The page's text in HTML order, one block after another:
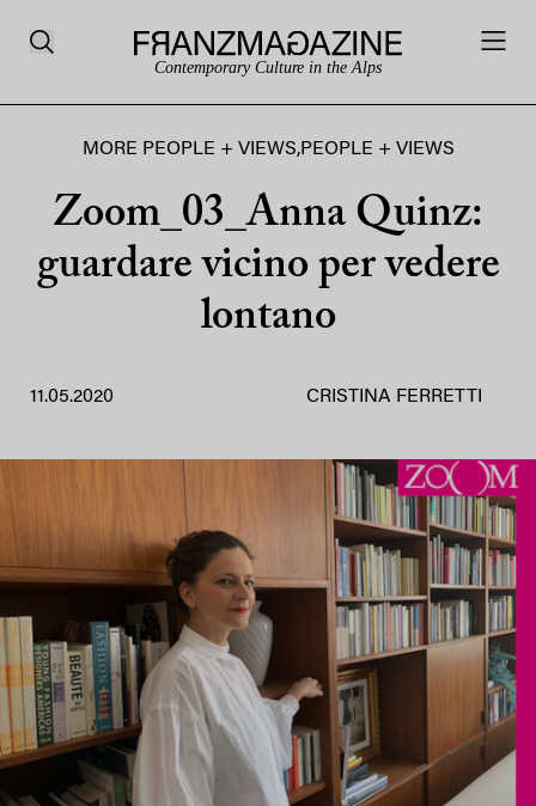
Contemporary Culture in the Alps
MORE PEOPLE + VIEWS,PEOPLE + VIEWS
Zoom_03_Anna Quinz:
guardare vicino per vedere
lontano
11.05.2020 CRISTINA FERRETTI